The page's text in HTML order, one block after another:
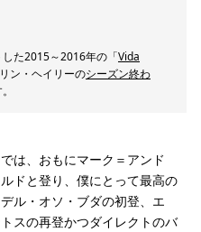
た2015～2016年の「Vida
ン・ヘイリーのシーズン終わ
は、おもにマーク＝アンド
ドと登り、僕にとって最高の
ル・オソ・ブダの初登、エ
スの再登かつダイレクトのバ